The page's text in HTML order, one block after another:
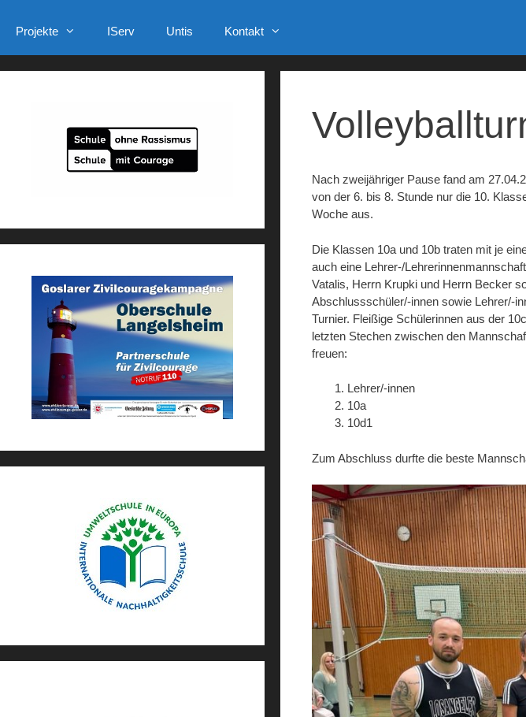
Projekte IServ Untis Kontakt
Nach zweijähriger Pause fand am
von der 6. bis 8. Stunde nur die 10.
Woche aus.
Die Klassen 10a und 10b traten mit je
auch eine Lehrer-/
Vatalis, Herrn Krupki und Herrn Becker
Abschlussschüler/-innen sowie Lehrer/-
Turnier. Fleißige Schülerinnen aus der
letzten Stechen zwischen den
freuen:
Lehrer/-innen
10a
10d1
Zum Abschluss durfte die beste